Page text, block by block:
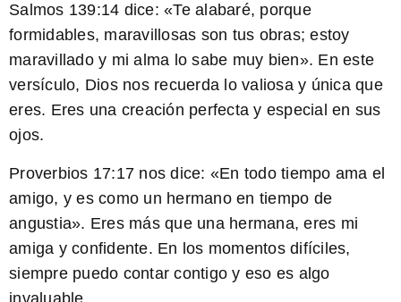
Salmos 139:14 dice: «Te alabaré, porque
formidables, maravillosas son tus obras; estoy
maravillado y mi alma lo sabe muy bien». En este
versículo, Dios nos recuerda lo valiosa y única que
eres. Eres una creación perfecta y especial en sus
ojos.
Proverbios 17:17 nos dice: «En todo tiempo ama el
amigo, y es como un hermano en tiempo de
angustia». Eres más que una hermana, eres mi
amiga y confidente. En los momentos difíciles,
siempre puedo contar contigo y eso es algo
invaluable.